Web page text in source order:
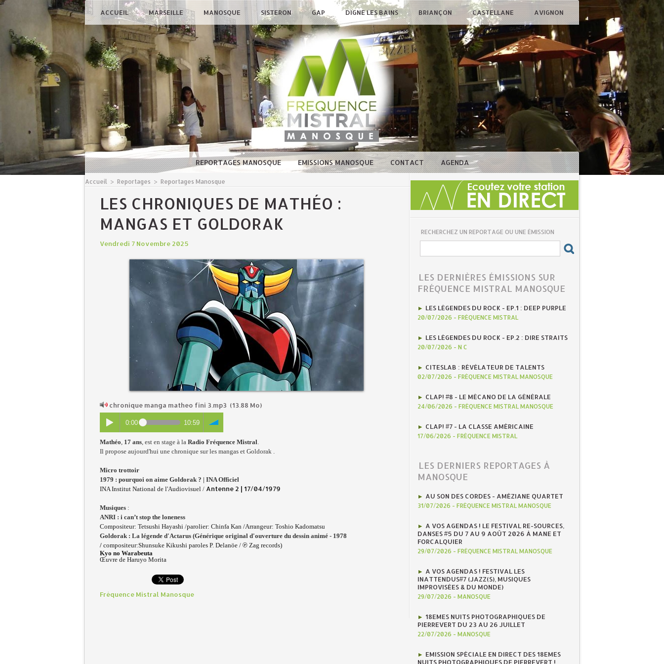
ACCUEIL MARSEILLE MANOSQUE SISTERON GAP DIGNE LES BAINS BRIANÇON CASTELLANE AVIGNON
REPORTAGES MANOSQUE EMISSIONS MANOSQUE CONTACT AGENDA
Accueil > Reportages > Reportages Manosque
LES CHRONIQUES DE MATHÉO :
MANGAS ET GOLDORAK
Vendredi 7 Novembre 2025
chronique manga matheo fini 3.mp3 (13.88 Mo)
0:00 10:59
Mathéo, 17 ans, est en stage à la Radio Fréquence Mistral.
Il propose aujourd'hui une chronique sur les mangas et Goldorak .
Micro trottoir
1979 : pourquoi on aime Goldorak ? | INA Officiel
INA Institut National de l'Audiovisuel / Antenne 2 | 17/04/1979
Musiques :
ANRI : i can’t stop the loneness
Compositeur: Tetsushi Hayashi /parolier: Chinfa Kan /Arrangeur: Toshio Kadomatsu
Goldorak : La légende d'Actarus (Générique original d'ouverture du dessin animé - 1978
/ compositeur:Shunsuke Kikushi paroles P. Delanöe / ℗ Zag records)
Kyo no Warabeuta
Œuvre de Haruyo Morita
Fréquence Mistral Manosque
RECHERCHEZ UN REPORTAGE OU UNE ÉMISSION
LES DERNIÈRES ÉMISSIONS SUR
FRÉQUENCE MISTRAL MANOSQUE
LES LÉGENDES DU ROCK - EP.1 : DEEP PURPLE
20/07/2026 - FRÉQUENCE MISTRAL
LES LÉGENDES DU ROCK - EP.2 : DIRE STRAITS
20/07/2026 - N C
CITESLAB : RÉVÉLATEUR DE TALENTS
02/07/2026 - FRÉQUENCE MISTRAL MANOSQUE
CLAP! #8 - LE MÉCANO DE LA GÉNÉRALE
24/06/2026 - FRÉQUENCE MISTRAL MANOSQUE
CLAP! #7 - LA CLASSE AMÉRICAINE
17/06/2026 - FRÉQUENCE MISTRAL
LES DERNIERS REPORTAGES À
MANOSQUE
AU SON DES CORDES - AMÉZIANE QUARTET
31/07/2026 - FRÉQUENCE MISTRAL MANOSQUE
A VOS AGENDAS ! LE FESTIVAL RE-SOURCES,
DANSES #5 DU 7 AU 9 AOÛT 2026 À MANE ET
FORCALQUIER
29/07/2026 - FRÉQUENCE MISTRAL MANOSQUE
A VOS AGENDAS ! FESTIVAL LES
INATTENDUS#7 (JAZZ(S), MUSIQUES
IMPROVISÉES & DU MONDE)
29/07/2026 - MANOSQUE
18EMES NUITS PHOTOGRAPHIQUES DE
PIERREVERT DU 23 AU 26 JUILLET
22/07/2026 - MANOSQUE
EMISSION SPÉCIALE EN DIRECT DES 18EMES
NUITS PHOTOGRAPHIQUES DE PIERREVERT !